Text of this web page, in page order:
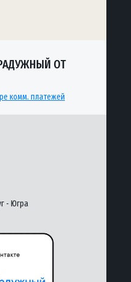
ОТ
комм. платежей
- Югра